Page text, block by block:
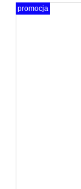
promocja